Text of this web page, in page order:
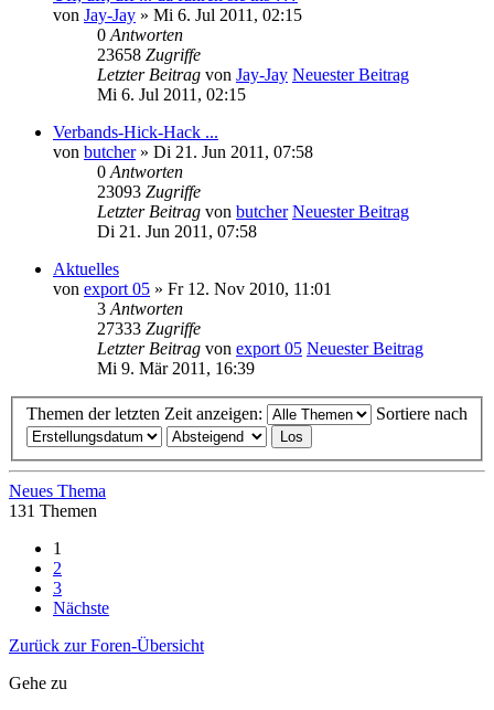
von Jay-Jay » Mi 6. Jul 2011, 02:15
0 Antworten
23658 Zugriffe
Letzter Beitrag von Jay-Jay Neuester Beitrag
Mi 6. Jul 2011, 02:15
Verbands-Hick-Hack ...
von butcher» Di 21. Jun 2011, 07:58
0 Antworten
23093 Zugriffe
Letzter Beitrag von butcher Neuester Beitrag
Di 21. Jun 2011, 07:58
Aktuelles
von export 05 » Fr 12. Nov 2010, 11:01
3 Antworten
27333 Zugriffe
Letzter Beitrag von export 05 Neuester Beitrag
Mi 9. Mär 2011, 16:39
Themen der letzten Zeit anzeigen: Sortiere nach
Neues Thema
131 Themen
1
2
3
Nächste
Zurück zur Foren-Übersicht
Gehe zu